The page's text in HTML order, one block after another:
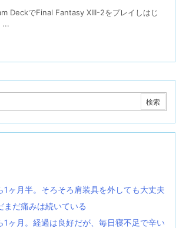
DeckでFinal Fantasy XIII-2をプレイしはじ
...
1ヶ月半。そろそろ肩装具を外しても大丈夫
まだ痛みは続いている
1ヶ月。経過は良好だが、毎日寝不足で辛い